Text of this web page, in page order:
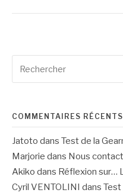
pour
COMMENTAIRES RÉCENTS
Jatoto dans Test de la
Marjorie dans Nous
Akiko dans Réflexion sur…
Cyril VENTOLINI dans